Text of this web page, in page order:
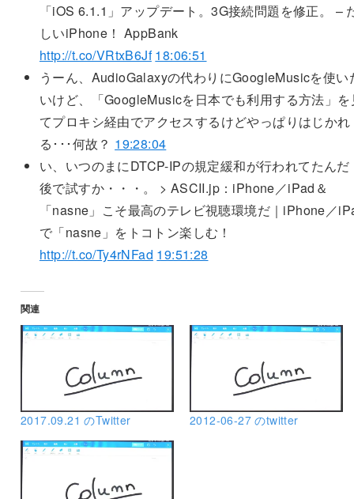
「iOS 6.1.1」アップデート。3G接続問題を修正。 –
しいiPhone！ AppBank
http://t.co/VRtxB6Jf 18:06:51
うーん、AudioGalaxyの代わりにGoogleMusicを使い
いけど、「GoogleMusicを日本でも利用する方法」を
てプロキシ経由でアクセスするけどやっぱりはじかれ
る･･･何故？ 19:28:04
い、いつのまにDTCP-IPの規定緩和が行われてたんだ
後で試すか・・・。 > ASCII.jp：iPhone／iPad＆
「nasne」こそ最高のテレビ視聴環境だ｜iPhone／
で「nasne」をトコトン楽しむ！
http://t.co/Ty4rNFad 19:51:28
関連
2017.09.21 のTwitter 2012-06-27 のtwitter